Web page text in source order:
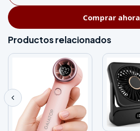
Comprar ahora
Productos relacionados